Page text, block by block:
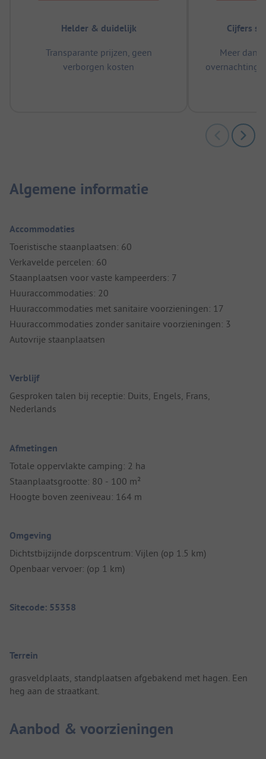
Helder & duidelijk
Transparante prijzen, geen
verborgen kosten
Cijfers
Meer dan
Algemene informatie
Accommodaties
Toeristische staanplaatsen: 60
Verkavelde percelen: 60
Staanplaatsen voor vaste kampeerders: 7
Huuraccommodaties: 20
Huuraccommodaties met sanitaire voorzieningen: 17
Huuraccommodaties zonder sanitaire voorzieningen: 3
Autovrije staanplaatsen
Verblijf
Gesproken talen bij receptie: Duits, Engels, Frans,
Nederlands
Afmetingen
Totale oppervlakte camping: 2 ha
Staanplaatsgrootte: 80 - 100 m²
Hoogte boven zeeniveau: 164 m
Omgeving
Dichtstbijzijnde dorpscentrum: Vijlen (op 1.5 km)
Openbaar vervoer: (op 1 km)
Sitecode: 55358
Terrein
grasveldplaats, standplaatsen afgebakend met hagen. Een
heg aan de straatkant.
Aanbod & voorzieningen